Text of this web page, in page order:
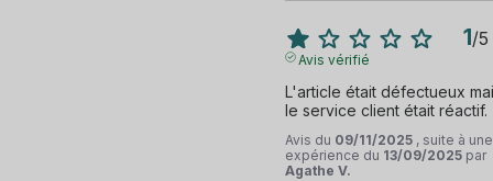
1/5
Avis vérifié
L'article était défectueux
le service client était réactif.
Avis du 09/11/2025 , suite à une
expérience du 13/09/2025 par
Agathe V.